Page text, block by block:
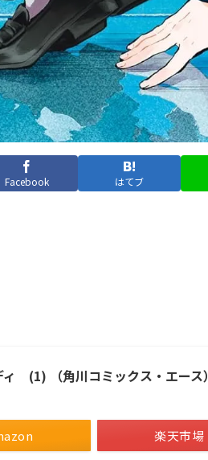
Facebook はてブ
(1) （角川コミックス・エース）
楽天市場